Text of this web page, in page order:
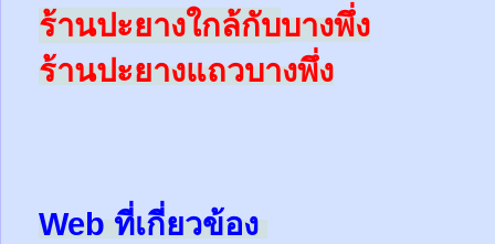
ร้านปะยางใกล้กับบางพึ่ง
ร้านปะยางแถวบางพึ่ง
Web ที่เกี่ยวข้อง